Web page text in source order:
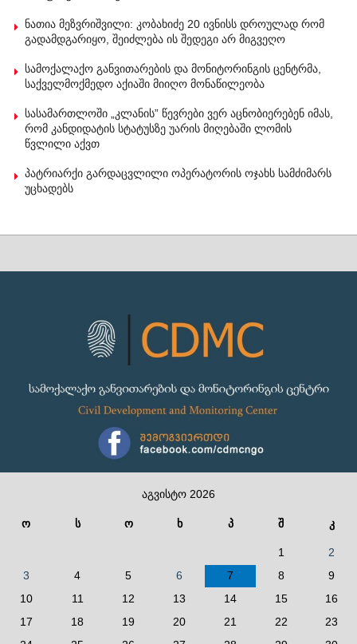
ნათია მეზვრიშვილი: კობახიძე 20 ივნისს დროულად რომ
გადამდგარიყო, შეიძლება ის შედეგი არ მიგვეღო
სამოქალაქო განვითარების და მონიტორინგის ცენტრმა,
საქველმოქმედო აქიაში მიიღო მონაწილეობა
სასამართლოში „კლანის” წევრები ვერ აცნობიერებენ იმას,
რომ კანდიდატის სტატუსზე უარის მიღებაში ლომის
წვლილი აქვთ
პატრიარქი გარდაცვლილი ოპერატორის ოჯახს სამძიმარს
უცხადებს
აგვისტო 2026
ო ს ო ხ პ შ კ
1
2
3
4 5 6 7 8
9
10
11 12 13 14 15
16
17
18 19 20 21 22
23